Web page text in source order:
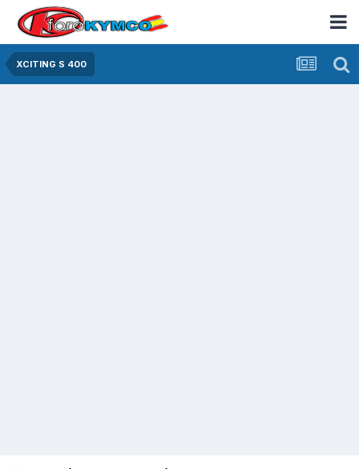
XCITING S 400